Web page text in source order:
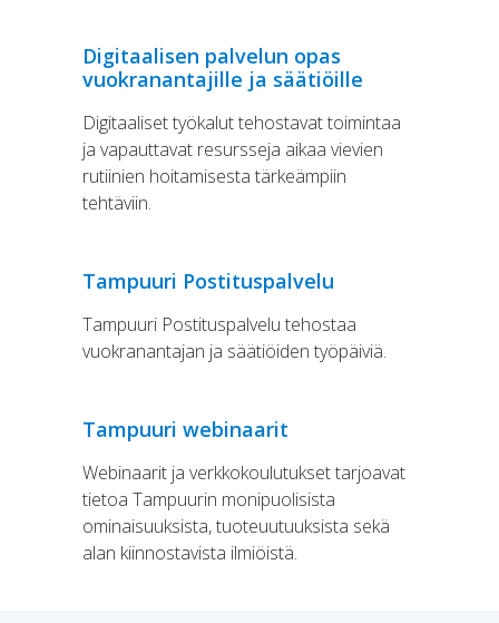
Digitaalisen palvelun opas
vuokranantajille ja säätiöille
Digitaaliset työkalut tehostavat toimintaa
ja vapauttavat resursseja aikaa vievien
rutiinien hoitamisesta tärkeämpiin
tehtäviin.
Tampuuri Postituspalvelu
Tampuuri Postituspalvelu tehostaa
vuokranantajan ja säätiöiden työpäiviä.
Tampuuri webinaarit
Webinaarit ja verkkokoulutukset tarjoavat
tietoa Tampuurin monipuolisista
ominaisuuksista, tuoteuutuuksista sekä
alan kiinnostavista ilmiöistä.